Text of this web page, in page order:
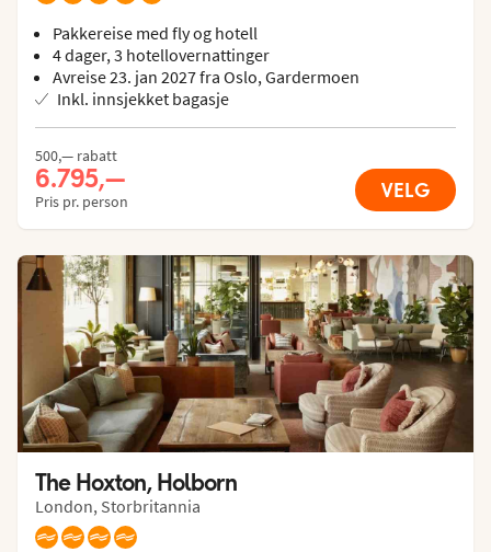
Pakkereise med fly og hotell
4 dager, 3 hotellovernattinger
Avreise 23. jan 2027 fra Oslo, Gardermoen
Inkl. innsjekket bagasje
500,— rabatt
6.795,—
Pris pr. person VELG
The Hoxton, Holborn
London, Storbritannia